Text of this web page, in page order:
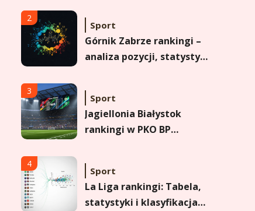
to dobre rozwiązanie dla
maturzysty?
2
Sport
Górnik Zabrze rankingi –
analiza pozycji, statystyk
3
Sport
Jagiellonia Białystok
rankingi w PKO BP
formy i statystyk
4
Sport
La Liga rankingi: Tabela,
statystyki i klasyfikacja